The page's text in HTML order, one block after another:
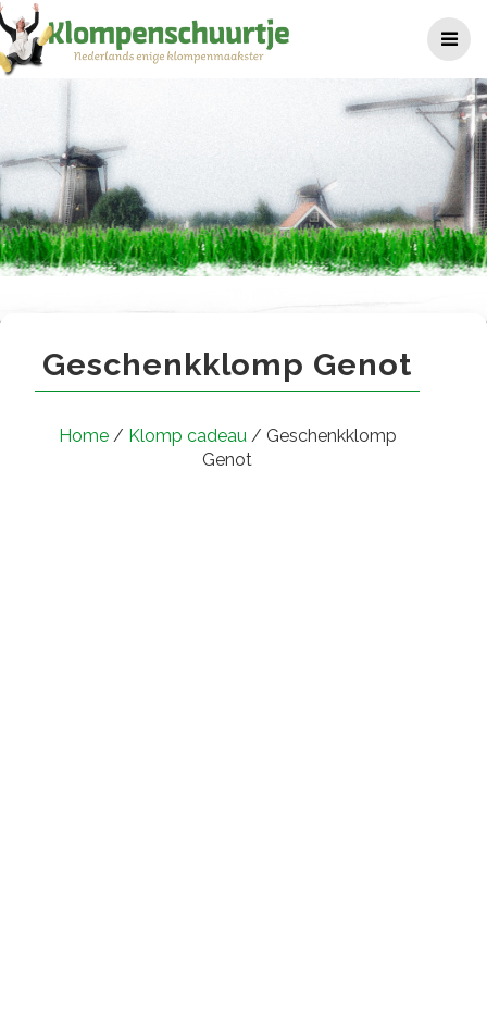
naar
de
Geschenkklomp Genot
Geschenkklomp Genot
Home/ Klomp cadeau/ Geschenkklomp
Genot